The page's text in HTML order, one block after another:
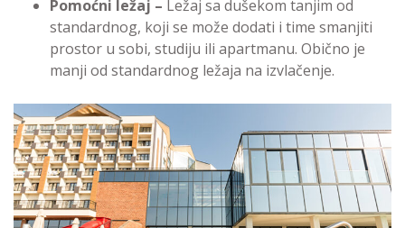
Pomoćni ležaj – Ležaj sa dušekom tanjim od
standardnog, koji se može dodati i time smanjiti
prostor u sobi, studiju ili apartmanu. Obično je
manji od standardnog ležaja na izvlačenje.